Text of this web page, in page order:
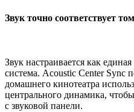
Звук точно соответствует
Звук настраивается как
система. Acoustic Center Sync
домашнего кинотеатра
центрального динамика,
с звуковой панели.